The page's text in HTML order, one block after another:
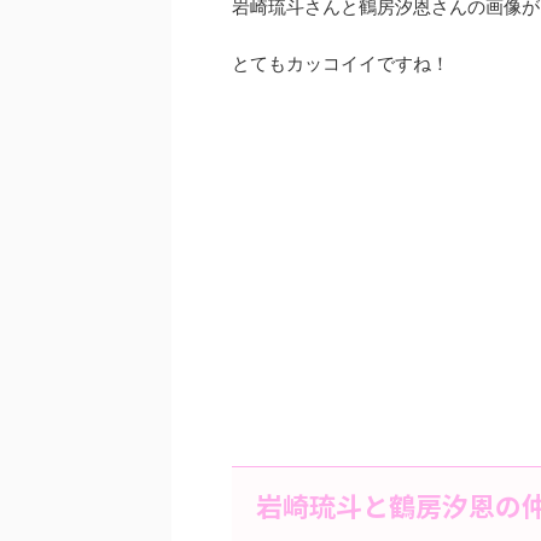
岩崎琉斗さんと鶴房汐恩さんの画像
とてもカッコイイですね！
岩崎琉斗と鶴房汐恩の